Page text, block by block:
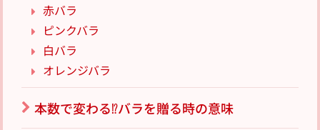
赤バラ
ピンクバラ
白バラ
オレンジバラ
本数で変わる⁉バラを贈る時の意味